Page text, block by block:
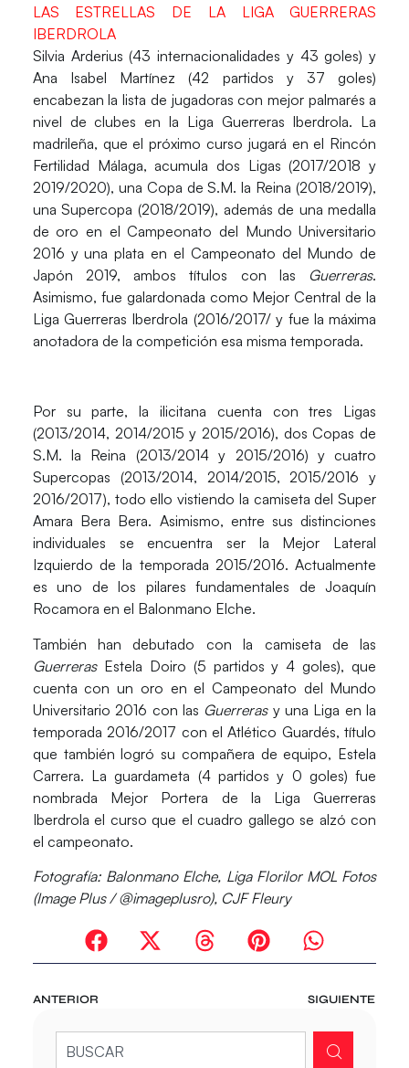
LAS ESTRELLAS DE LA LIGA GUERRERAS
IBERDROLA
Silvia Arderius (43 internacionalidades y 43 goles) y
Ana Isabel Martínez (42 partidos y 37 goles)
encabezan la lista de jugadoras con mejor palmarés a
nivel de clubes en la Liga Guerreras Iberdrola. La
madrileña, que el próximo curso jugará en el Rincón
Fertilidad Málaga, acumula dos Ligas (2017/2018 y
2019/2020), una Copa de S.M. la Reina (2018/2019),
una Supercopa (2018/2019), además de una medalla
de oro en el Campeonato del Mundo Universitario
2016 y una plata en el Campeonato del Mundo de
Japón 2019, ambos títulos con las Guerreras.
Asimismo, fue galardonada como Mejor Central de la
Liga Guerreras Iberdrola (2016/2017/ y fue la máxima
anotadora de la competición esa misma temporada.
Por su parte, la ilicitana cuenta con tres Ligas
(2013/2014, 2014/2015 y 2015/2016), dos Copas de
S.M. la Reina (2013/2014 y 2015/2016) y cuatro
Supercopas (2013/2014, 2014/2015, 2015/2016 y
2016/2017), todo ello vistiendo la camiseta del Super
Amara Bera Bera. Asimismo, entre sus distinciones
individuales se encuentra ser la Mejor Lateral
Izquierdo de la temporada 2015/2016. Actualmente
es uno de los pilares fundamentales de Joaquín
Rocamora en el Balonmano Elche.
También han debutado con la camiseta de las
Guerreras Estela Doiro (5 partidos y 4 goles), que
cuenta con un oro en el Campeonato del Mundo
Universitario 2016 con las Guerrerasy una Liga en la
temporada 2016/2017 con el Atlético Guardés, título
que también logró su compañera de equipo, Estela
Carrera. La guardameta (4 partidos y 0 goles) fue
nombrada Mejor Portera de la Liga Guerreras
Iberdrola el curso que el cuadro gallego se alzó con
el campeonato.
Fotografía: Balonmano Elche, Liga Florilor MOL Fotos
(Image Plus / @imageplusro), CJF Fleury
ANTERIOR SIGUIENTE